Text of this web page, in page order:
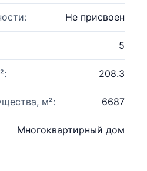
Не присвоен
5
208.3
м²: 6687
Многоквартирный дом